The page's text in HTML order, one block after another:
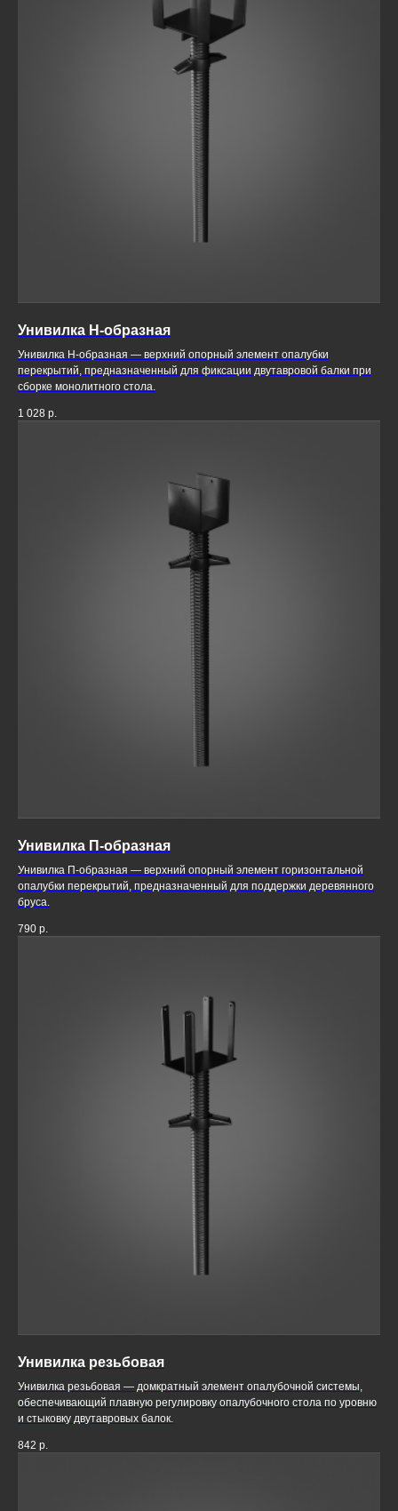
Унивилка Н-образная
Унивилка Н-образная — верхний опорный элемент опалубки
перекрытий, предназначенный для фиксации двутавровой балки при
сборке монолитного стола.
1 028 р.
Унивилка П-образная
Унивилка П-образная — верхний опорный элемент горизонтальной
опалубки перекрытий, предназначенный для поддержки деревянного
бруса.
790 р.
Унивилка резьбовая
Унивилка резьбовая — домкратный элемент опалубочной системы,
обеспечивающий плавную регулировку опалубочного стола по уровню
и стыковку двутавровых балок.
842 р.